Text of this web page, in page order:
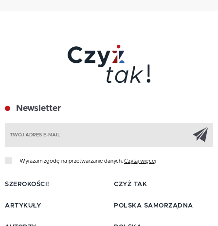
Newsletter
Wyrażam zgodę na przetwarzanie danych. Czytaj więcej
SZEROKOŚCI!
ARTYKUŁY
CZYŻ TAK
POLSKA SAMORZĄDNA